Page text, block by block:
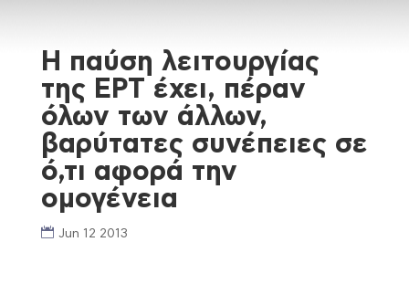
Η παύση λειτουργίας
της ΕΡΤ έχει, πέραν
όλων των άλλων,
βαρύτατες συνέπειες σε
ό,τι αφορά την
ομογένεια
Jun 12 2013